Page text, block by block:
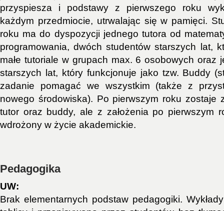
przyspiesza i podstawy z pierwszego roku
każdym przedmiocie, utrwalając się w pamięci.
roku ma do dyspozycji jednego tutora od
programowania, dwóch studentów starszych lat,
małe tutoriale w grupach max. 6 osobowych oraz
starszych lat, który funkcjonuje jako tzw. Buddy
zadanie pomagać we wszystkim (także z
nowego środowiska). Po pierwszym roku zostaje
tutor oraz buddy, ale z założenia po pierwszym
wdrożony w życie akademickie.
Pedagogika
UW:
Brak elementarnych podstaw pedagogiki.